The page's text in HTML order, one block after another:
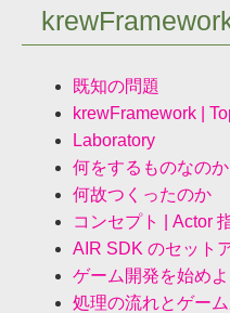
既知の問題
krewFramework |
Laboratory
何をするものなのか
何故つくったのか
コンセプト | Actor
AIR SDK のセット
ゲーム開発を始めよ
処理の流れとゲー